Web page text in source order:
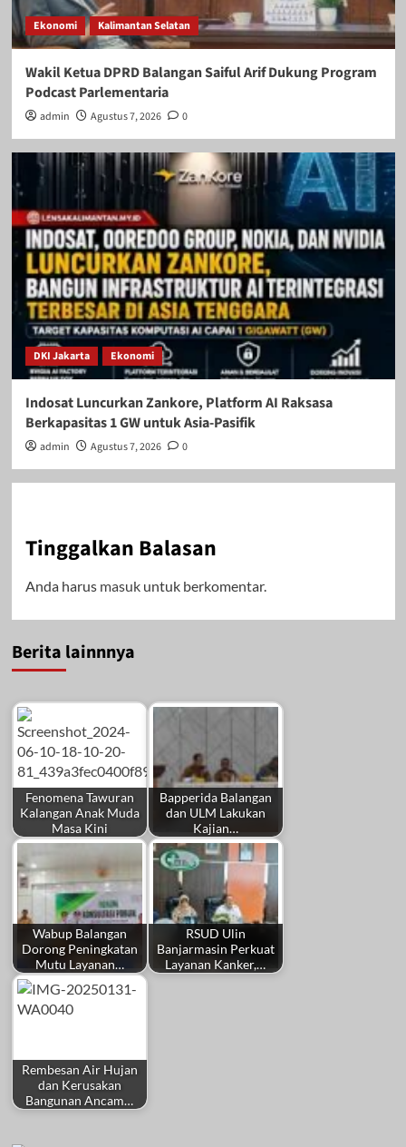
Ekonomi Kalimantan Selatan
Wakil Ketua DPRD Balangan Saiful Arif Dukung Program
Podcast Parlementaria
admin Agustus 7, 2026 0
DKI Jakarta Ekonomi
Indosat Luncurkan Zankore, Platform AI Raksasa
Berkapasitas 1 GW untuk Asia-Pasifik
admin Agustus 7, 2026 0
Tinggalkan Balasan
Anda harus masukuntuk berkomentar.
Berita lainnnya
Fenomena Tawuran
Kalangan Anak Muda
Masa Kini
Bapperida Balangan
dan ULM Lakukan
Kajian…
Wabup Balangan
Dorong Peningkatan
Mutu Layanan…
RSUD Ulin
Banjarmasin Perkuat
Layanan Kanker,…
Rembesan Air Hujan
dan Kerusakan
Bangunan Ancam…